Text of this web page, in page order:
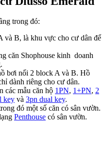
trong đó:
và B, là khu vực cho cư dân để
căn Shophouse kinh doanh
bơi nối 2 block A và B. Hồ
dành riêng cho cư dân.
các mẫu căn hộ 1PN, 1+PN, 2
key và 3pn dual key.
đó một số căn có sân vườn.
Penthouse có sân vườn.